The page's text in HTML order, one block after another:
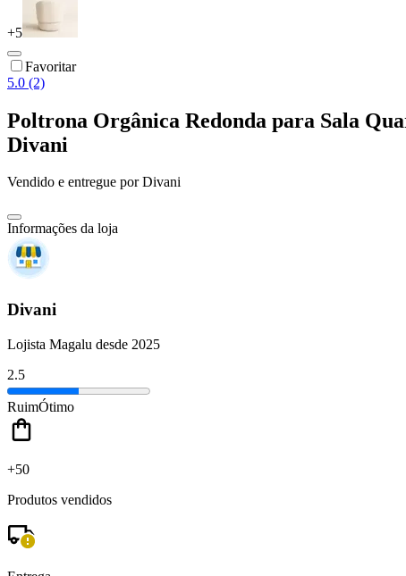
+5
Favoritar
5.0 (2)
Poltrona Orgânica Redonda para Sala
Divani
Vendido e entregue por Divani
Informações da loja
Divani
Lojista Magalu desde 2025
2.5
RuimÓtimo
+50
Produtos vendidos